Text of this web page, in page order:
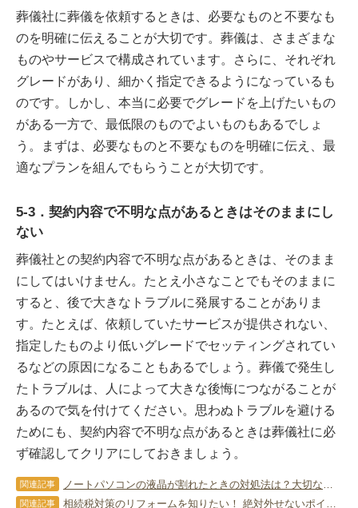
葬儀社に葬儀を依頼するときは、必要なものと不要なも
のを明確に伝えることが大切です。葬儀は、さまざまな
ものやサービスで構成されています。さらに、それぞれ
グレードがあり、細かく指定できるようになっているも
のです。しかし、本当に必要でグレードを上げたいもの
がある一方で、最低限のものでよいものもあるでしょ
う。まずは、必要なものと不要なものを明確に伝え、最
適なプランを組んでもらうことが大切です。
5-3．契約内容で不明な点があるときはそのままにし
ない
葬儀社との契約内容で不明な点があるときは、そのまま
にしてはいけません。たとえ小さなことでもそのままに
すると、後で大きなトラブルに発展することがありま
す。たとえば、依頼していたサービスが提供されない、
指定したものより低いグレードでセッティングされてい
るなどの原因になることもあるでしょう。葬儀で発生し
たトラブルは、人によって大きな後悔につながることが
あるので気を付けてください。思わぬトラブルを避ける
ためにも、契約内容で不明な点があるときは葬儀社に必
ず確認してクリアにしておきましょう。
関連記事 ノートパソコンの液晶が割れたときの対処法は？大切なデータを守ろう
関連記事 相続税対策のリフォームを知りたい！ 絶対外せないポイントを詳しく！